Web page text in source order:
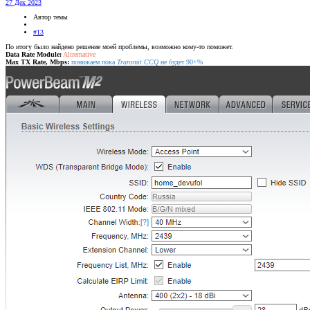
27 Дек 2023
Автор темы
#13
По итогу было найдено решение моей проблемы, возможно кому-то поможет.
Data Rate Module: Altrernative
Max TX Rate, Mbps: понижаем пока Transmit CCQ не будет 90+%